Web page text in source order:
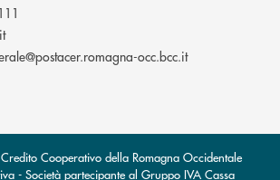
(si apre l’app di posta elettronica)
occ.bcc.it(si apre l’app
Cooperativo della Romagna Occidentale
- Società partecipante al Gruppo IVA Cassa